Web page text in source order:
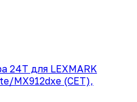
24T для LEXMARK
MX912dxe (CET),